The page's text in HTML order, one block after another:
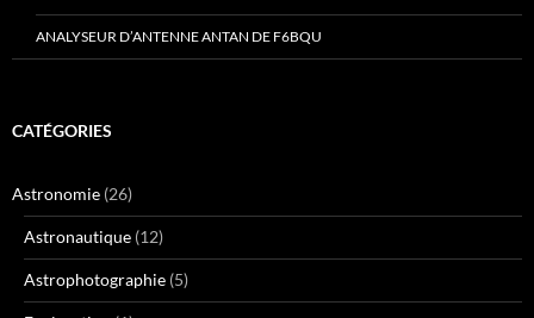
ANALYSEUR D’ANTENNE ANTAN DE F6BQU
CATÉGORIES
Astronomie (26)
Astronautique (12)
Astrophotographie (5)